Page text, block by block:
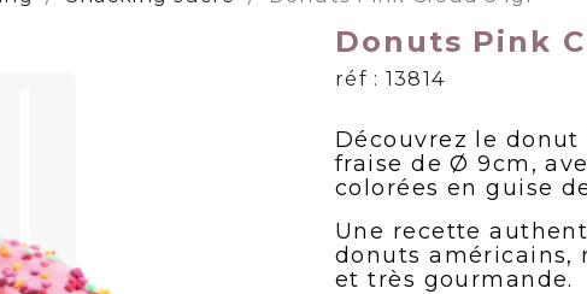
Donuts Pink
réf : 13814
Découvrez le
fraise de Ø 9cm,
colorées en guise
Une recette
donuts américains,
et très gourmande.